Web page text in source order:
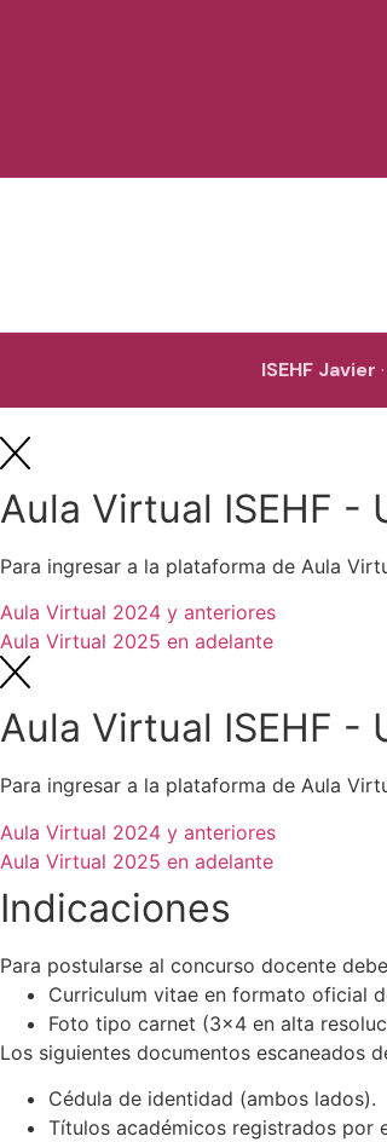
ISEHF Javier
Aula Virtual ISEHF -
Para ingresar a la plataforma de Aula
Aula Virtual 2024 y anteriores
Aula Virtual 2025 en adelante
Aula Virtual ISEHF -
Para ingresar a la plataforma de Aula
Aula Virtual 2024 y anteriores
Aula Virtual 2025 en adelante
Indicaciones
Para postularse al concurso docente
Curriculum vitae en formato oficial
Foto tipo carnet (3×4 en alta
Los siguientes documentos escaneados
Cédula de identidad (ambos lados).
Títulos académicos registrados por